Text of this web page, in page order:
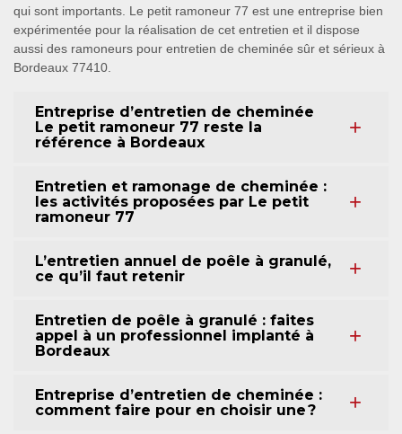
qui sont importants. Le petit ramoneur 77 est une entreprise bien
expérimentée pour la réalisation de cet entretien et il dispose
aussi des ramoneurs pour entretien de cheminée sûr et sérieux à
Bordeaux 77410.
Entreprise d’entretien de cheminée
Le petit ramoneur 77 reste la
référence à Bordeaux
Entretien et ramonage de cheminée :
les activités proposées par Le petit
ramoneur 77
L’entretien annuel de poêle à granulé,
ce qu’il faut retenir
Entretien de poêle à granulé : faites
appel à un professionnel implanté à
Bordeaux
Entreprise d’entretien de cheminée :
comment faire pour en choisir une ?